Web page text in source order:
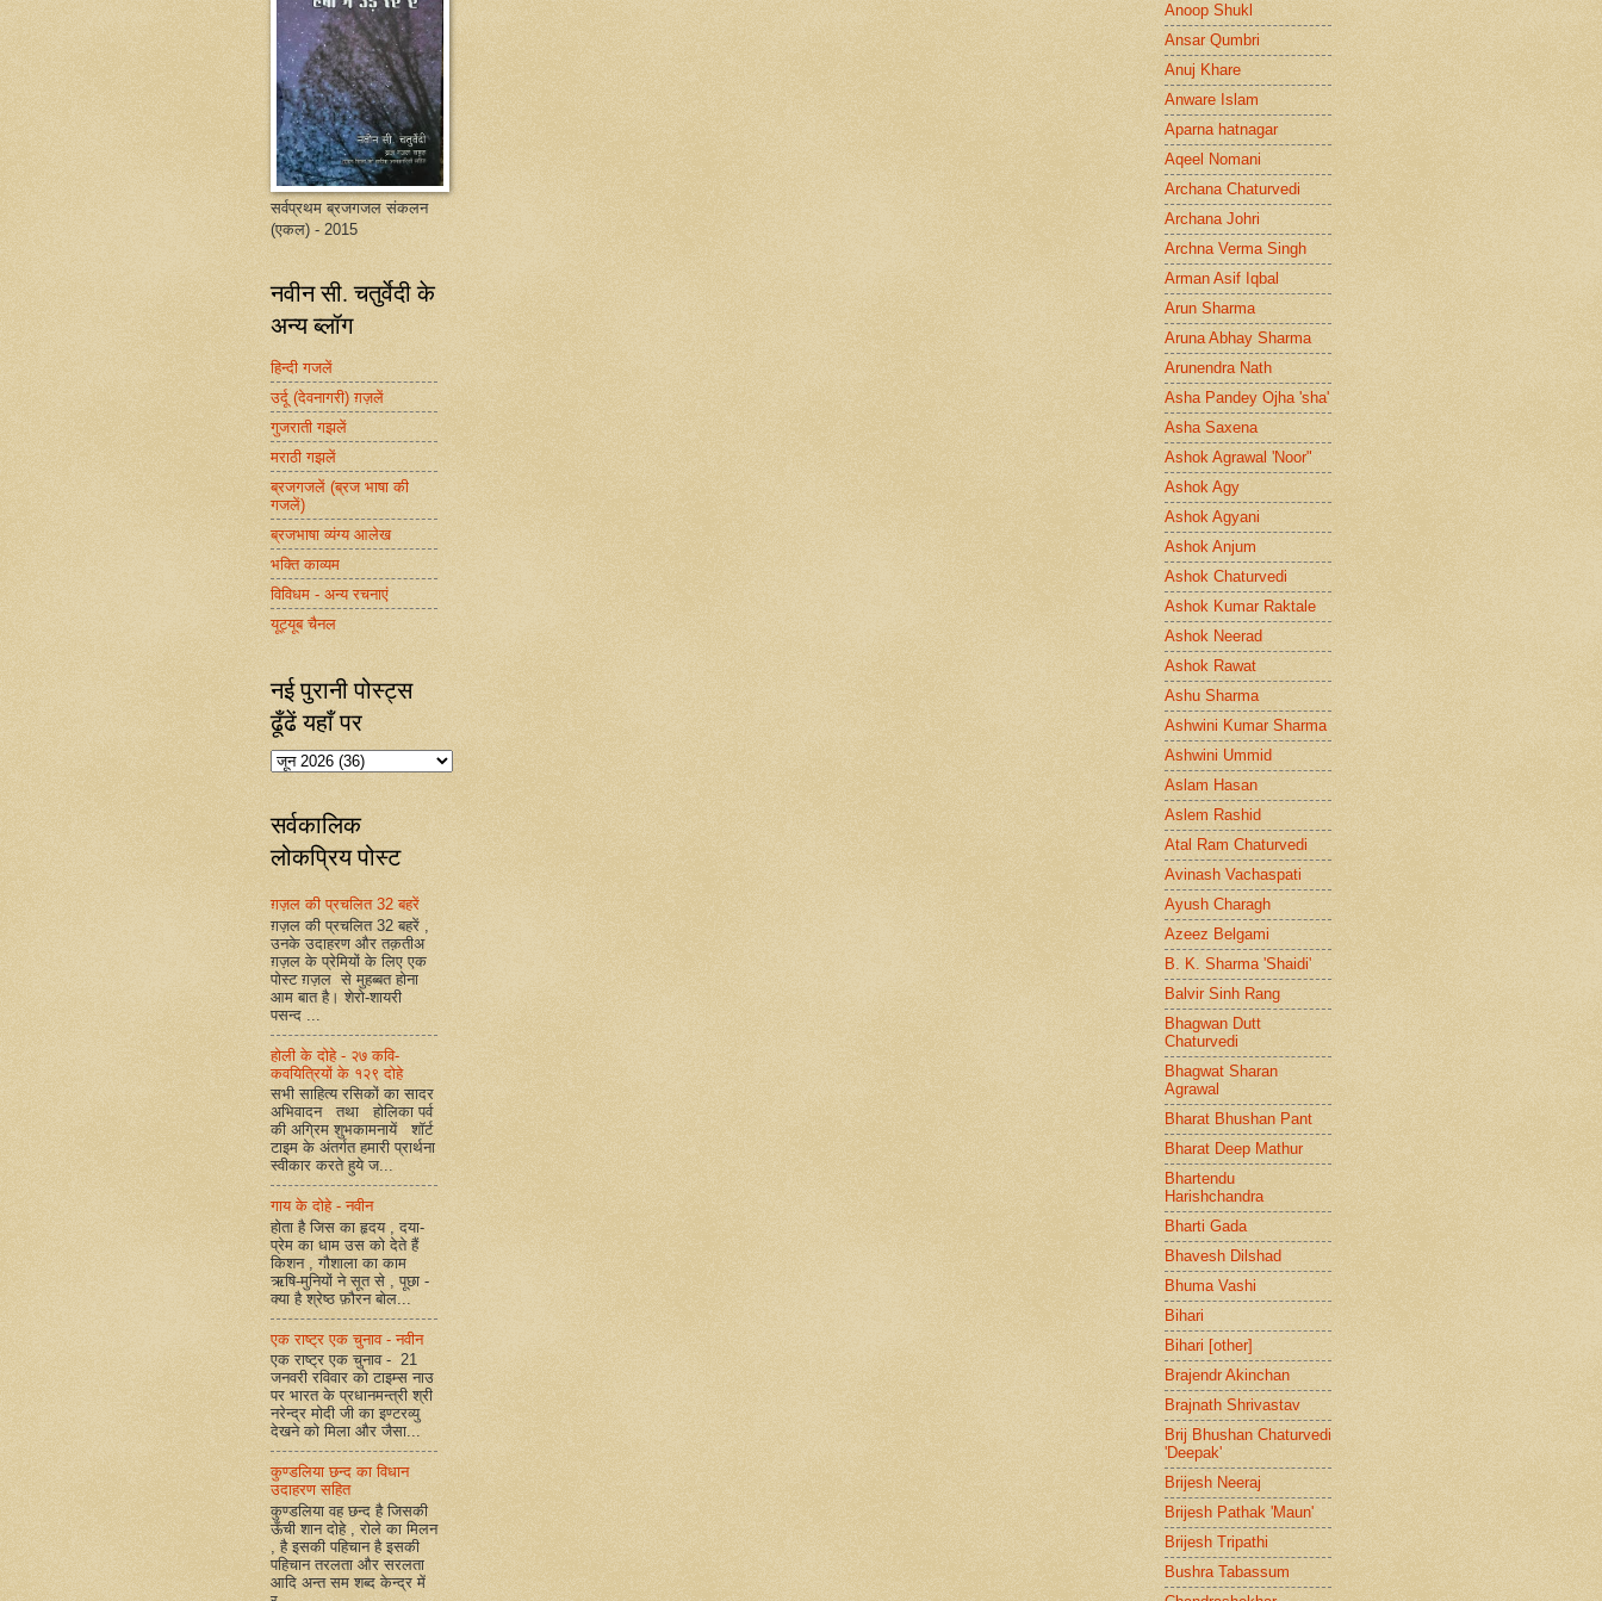
सर्वप्रथम ब्रजगजल संकलन
(एकल) - 2015
नवीन सी. चतुर्वेदी के
अन्य ब्लॉग
हिन्दी गजलें
उर्दू (देवनागरी) ग़ज़लें
गुजराती गझलें
मराठी गझलें
ब्रजगजलें (ब्रज भाषा की
गजलें)
ब्रजभाषा व्यंग्य आलेख
भक्ति काव्यम
विविधम - अन्य रचनाएं
यूट्यूब चैनल
नई पुरानी पोस्ट्स
ढूँढें यहाँ पर
सर्वकालिक
लोकप्रिय पोस्ट
ग़ज़ल की प्रचलित 32 बहरें
ग़ज़ल की प्रचलित 32 बहरें ,
उनके उदाहरण और तक़तीअ
ग़ज़ल के प्रेमियों के लिए एक
पोस्ट ग़ज़ल से मुहब्बत होना
आम बात है। शेरो-शायरी
पसन्द ...
होली के दोहे - २७ कवि-
कवयित्रियों के १२९ दोहे
सभी साहित्य रसिकों का सादर
अभिवादन तथा होलिका पर्व
की अग्रिम शुभकामनायें शॉर्ट
टाइम के अंतर्गत हमारी प्रार्थना
स्वीकार करते हुये ज...
गाय के दोहे - नवीन
होता है जिस का हृदय , दया-
प्रेम का धाम उस को देते हैं
किशन , गौशाला का काम
ऋषि-मुनियों ने सूत से , पूछा -
क्या है श्रेष्ठ फ़ौरन बोल...
एक राष्ट्र एक चुनाव - नवीन
एक राष्ट्र एक चुनाव - 21
जनवरी रविवार को टाइम्स नाउ
पर भारत के प्रधानमन्त्री श्री
नरेन्द्र मोदी जी का इण्टरव्यु
देखने को मिला और जैसा...
कुण्डलिया छन्द का विधान
उदाहरण सहित
कुण्डलिया वह छन्द है जिसकी
ऊँची शान दोहे , रोले का मिलन
, है इसकी पहिचान है इसकी
पहिचान तरलता और सरलता
आदि अन्त सम शब्द केन्द्र में
Anoop Shukl
Ansar Qumbri
Anuj Khare
Anware Islam
Aparna hatnagar
Aqeel Nomani
Archana Chaturvedi
Archana Johri
Archna Verma Singh
Arman Asif Iqbal
Arun Sharma
Aruna Abhay Sharma
Arunendra Nath
Asha Pandey Ojha 'sha'
Asha Saxena
Ashok Agrawal 'Noor"
Ashok Agy
Ashok Agyani
Ashok Anjum
Ashok Chaturvedi
Ashok Kumar Raktale
Ashok Neerad
Ashok Rawat
Ashu Sharma
Ashwini Kumar Sharma
Ashwini Ummid
Aslam Hasan
Aslem Rashid
Atal Ram Chaturvedi
Avinash Vachaspati
Ayush Charagh
Azeez Belgami
B. K. Sharma 'Shaidi'
Balvir Sinh Rang
Bhagwan Dutt
Chaturvedi
Bhagwat Sharan
Agrawal
Bharat Bhushan Pant
Bharat Deep Mathur
Bhartendu
Harishchandra
Bharti Gada
Bhavesh Dilshad
Bhuma Vashi
Bihari
Bihari [other]
Brajendr Akinchan
Brajnath Shrivastav
Brij Bhushan Chaturvedi
'Deepak'
Brijesh Neeraj
Brijesh Pathak 'Maun'
Brijesh Tripathi
Bushra Tabassum